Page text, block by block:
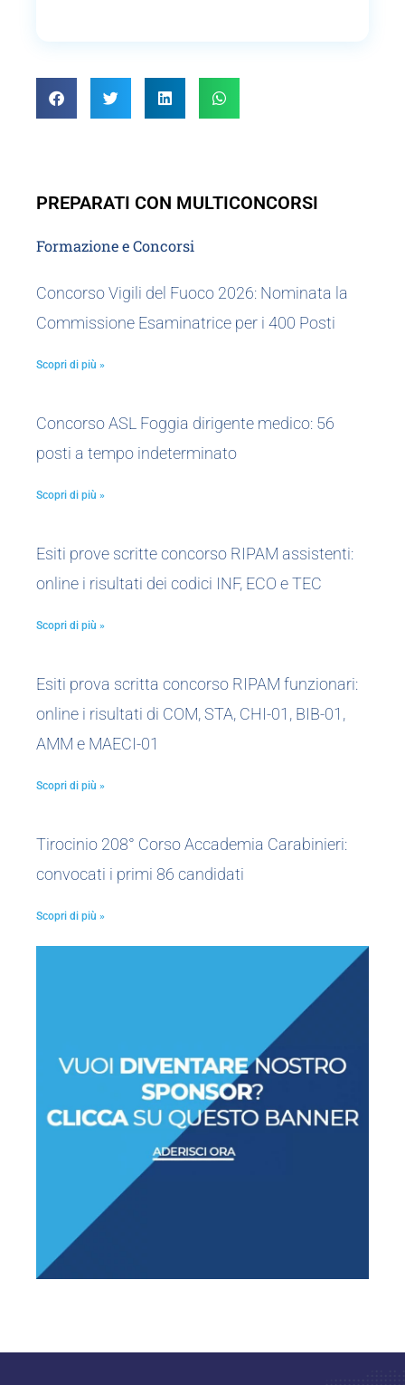
i
o
PREPARATI CON MULTICONCORSI
Formazione e Concorsi
Concorso Vigili del Fuoco 2026: Nominata la
Commissione Esaminatrice per i 400 Posti
Scopri di più »
Concorso ASL Foggia dirigente medico: 56
posti a tempo indeterminato
Scopri di più »
Esiti prove scritte concorso RIPAM assistenti:
online i risultati dei codici INF, ECO e TEC
Scopri di più »
Esiti prova scritta concorso RIPAM funzionari:
online i risultati di COM, STA, CHI-01, BIB-01,
AMM e MAECI-01
Scopri di più »
Tirocinio 208° Corso Accademia Carabinieri:
convocati i primi 86 candidati
Scopri di più »